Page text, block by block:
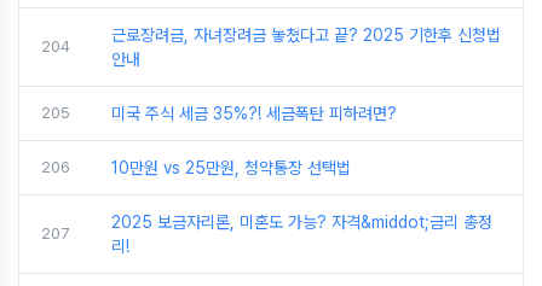
204
근로장려금, 자녀장려금 놓쳤다고 끝? 2025 기한후 신청법
안내
205 미국 주식 세금 35%?! 세금폭탄 피하려면?
206 10만원 vs 25만원, 청약통장 선택법
207
2025 보금자리론, 미혼도 가능? 자격&middot;금리 총정
리!